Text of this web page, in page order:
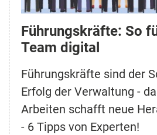
Führungskräfte: So
Team digital
Führungskräfte sind der
Erfolg der Verwaltung -
Arbeiten schafft neue
- 6 Tipps von Experten!